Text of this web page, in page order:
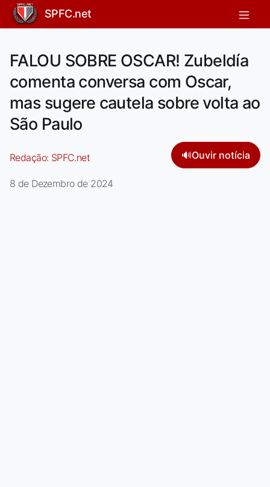
SPFC.net
FALOU SOBRE OSCAR! Zubeldía
comenta conversa com Oscar,
mas sugere cautela sobre volta ao
São Paulo
Redação: SPFC.net 🔊Ouvir notícia
8 de Dezembro de 2024